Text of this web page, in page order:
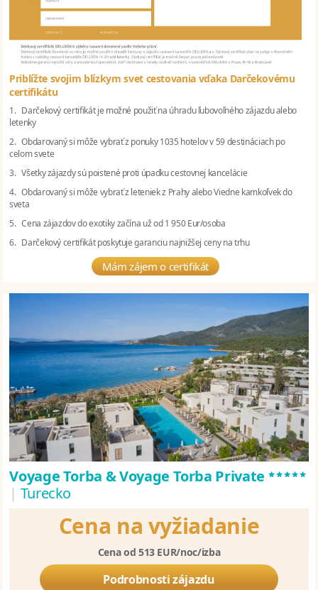
Priblížte svojim blízkym svet cestovania vďaka Darčekovému
certifikátu
1. Darčekový certifikát je možné použiť na úhradu ľubovoľného zájazdu alebo
letenky
2. Obdarovaný si môže vybrať z ponuky 1035 hotelov v 59 destináciach po
celom svete
3. Všetky zájazdy sú poistené proti úpadku cestovnej kancelácie
4. Obdarovaný si môže vybrať z leteniek z Prahy alebo Viedne kamkoľvek do
sveta
5. Cena zájazdov do exotiky začína už od 1 950 Eur/osoba
6. Darčekový certifikát poskytuje garanciu najnižšej ceny na trhu
Mám zájem o certifikát
Voyage Torba & Voyage Torba Private *****
| Turecko
Cena na vyžiadanie
Cena od 513 EUR/noc/izba
Podrobnosti zájazdu